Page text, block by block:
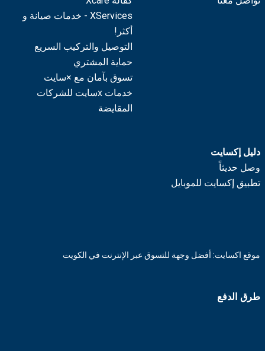
XServices - خدمات صيانة و
أكثر!
التوصيل والتركيب السريع
حماية المشتري
تسوق بآمان مع ×سايت
خدمات xسايت للشركات
المقايضة
دليل إكسايت
وصل حديثاً
تطبيق إكسايت للموبايل
موقع اكسايت: أفضل وجهة للتسوق عبر الإنترنت في الكويت
طرق الدفع